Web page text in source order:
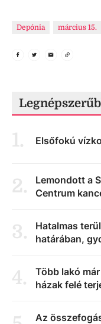
Depónia március 15.
1. Elsőfokú
2.
Lemondott a
Centrum
3.
Hatalmas
határában,
4.
Több lakó
házak felé
Az